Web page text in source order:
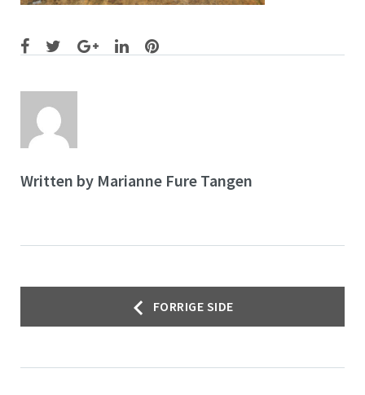
Facebook
TwitterGoogle+
LinkedInPinterest
Written by Marianne Fure Tangen
Innleggsnavigasjon
FORRIGE SIDE